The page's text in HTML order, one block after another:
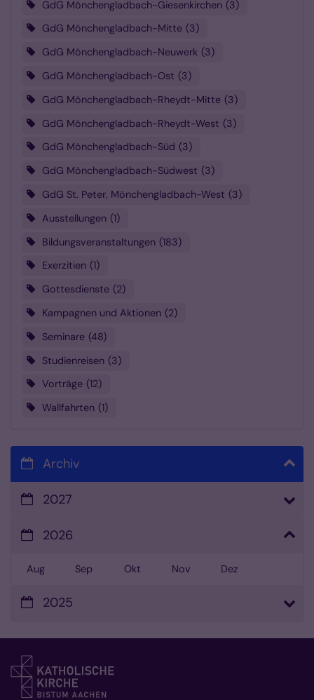
GdG Mönchengladbach-Giesenkirchen 3
GdG Mönchengladbach-Mitte
3
GdG Mönchengladbach-Neuwerk 3
GdG Mönchengladbach-Ost 3
GdG Mönchengladbach-Rheydt-Mitte 3
GdG Mönchengladbach-Rheydt-West 3
GdG Mönchengladbach-Süd
3
GdG Mönchengladbach-Südwest 3
GdG St. Peter, Mönchengladbach-West 3
Ausstellungen 1
Bildungsveranstaltungen 183
Exerzitien 1
Gottesdienste 2
Kampagnen und Aktionen 2
Seminare 48
Studienreisen 3
Vorträge 12
Wallfahrten 1
Archiv
2027
2026
Aug Sep Okt Nov Dez
2025